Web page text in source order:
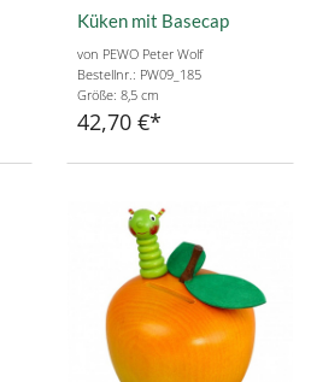
Küken mit Basecap
von PEWO Peter Wolf
Bestellnr.: PW09_185
Größe: 8,5 cm
42,70 €